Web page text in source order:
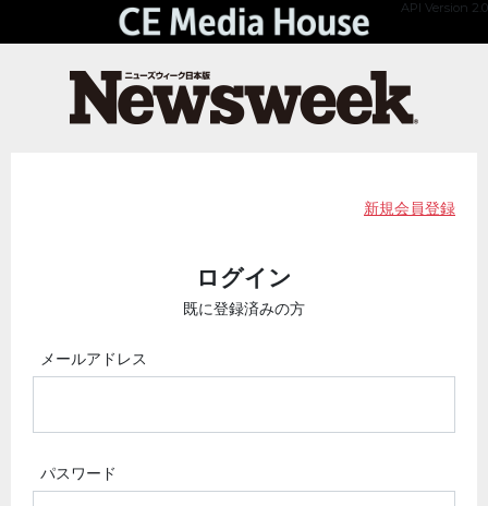
API Version 2.0
新規会員登録
ログイン
既に登録済みの方
メールアドレス
パスワード